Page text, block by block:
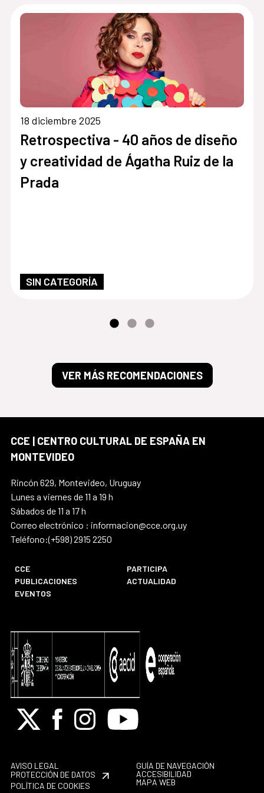
18 diciembre 2025
Retrospectiva - 40 años de diseño
y creatividad de Ágatha Ruiz de la
Prada
SIN CATEGORÍA
VER MÁS RECOMENDACIONES
CCE | CENTRO CULTURAL DE ESPAÑA EN
MONTEVIDEO
Rincón 629, Montevideo, Uruguay
Lunes a viernes de 11 a 19 h
Sábados de 11 a 17 h
Correo electrónico : informacion@cce.org.uy
Teléfono:(+598) 2915 2250
CCE
PARTICIPA
PUBLICACIONES
ACTUALIDAD
EVENTOS
X FacebookInstagramYoutube
AVISO LEGAL
PROTECCIÓN DE DATOS
POLÍTICA DE COOKIES
GUÍA DE NAVEGACIÓN
ACCESIBILIDAD
MAPA WEB